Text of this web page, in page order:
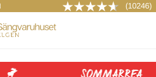
(10246)
LOGGA IN